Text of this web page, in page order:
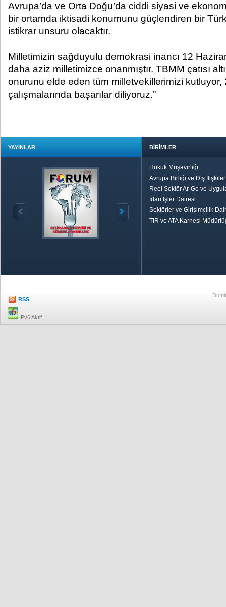
Avrupa’da ve Orta Doğu’da ciddi siyasi ve
bir ortamda iktisadi konumunu güçlendiren bir
istikrar unsuru olacaktır.
Milletimizin sağduyulu demokrasi inancı 12
daha aziz milletimizce onanmıştır. TBMM çatısı
onurunu elde eden tüm milletvekillerimizi kutluyor,
çalışmalarında başarılar diliyoruz.”
YAYINLAR BİRİMLER
Hukuk Müşavirliği
Avrupa Birliği ve Dış
Reel Sektör Ar-Ge ve
İdari İşler Dairesi
Sektörler ve Girişimcilik
TIR ve ATA Karnesi
RSS
IPv6 Aktif